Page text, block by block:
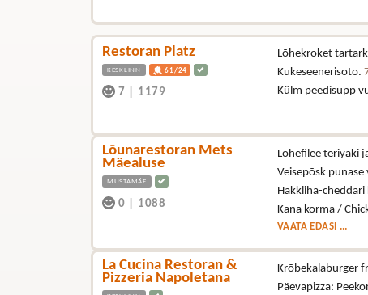
Restoran Platz
KESKLINN 61/24
7 1179
Lõhekroket
Kukeseenerisoto.
Külm peedisupp
Lõunarestoran Mets
Mäealuse
MUSTAMÄE
0 1088
Lõhefilee teriyaki
Veisepõsk punase
Hakkliha-
Kana korma /
VAATA EDASI ...
La Cucina Restoran &
Pizzeria Napoletana
Krõbekalaburger
Päevapizza: